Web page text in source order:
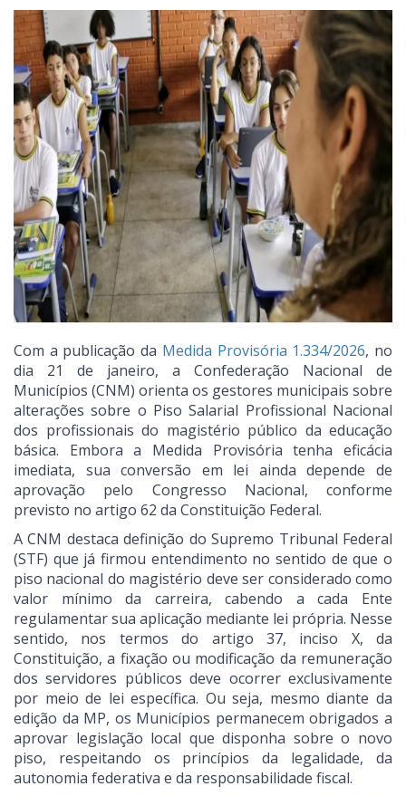
Com a publicação da Medida Provisória 1.334/2026, no
dia 21 de janeiro, a Confederação Nacional de
Municípios (CNM) orienta os gestores municipais sobre
alterações sobre o Piso Salarial Profissional Nacional
dos profissionais do magistério público da educação
básica. Embora a Medida Provisória tenha eficácia
imediata, sua conversão em lei ainda depende de
aprovação pelo Congresso Nacional, conforme
previsto no artigo 62 da Constituição Federal.
A CNM destaca definição do Supremo Tribunal Federal
(STF) que já firmou entendimento no sentido de que o
piso nacional do magistério deve ser considerado como
valor mínimo da carreira, cabendo a cada Ente
regulamentar sua aplicação mediante lei própria. Nesse
sentido, nos termos do artigo 37, inciso X, da
Constituição, a fixação ou modificação da remuneração
dos servidores públicos deve ocorrer exclusivamente
por meio de lei específica. Ou seja, mesmo diante da
edição da MP, os Municípios permanecem obrigados a
aprovar legislação local que disponha sobre o novo
piso, respeitando os princípios da legalidade, da
autonomia federativa e da responsabilidade fiscal.